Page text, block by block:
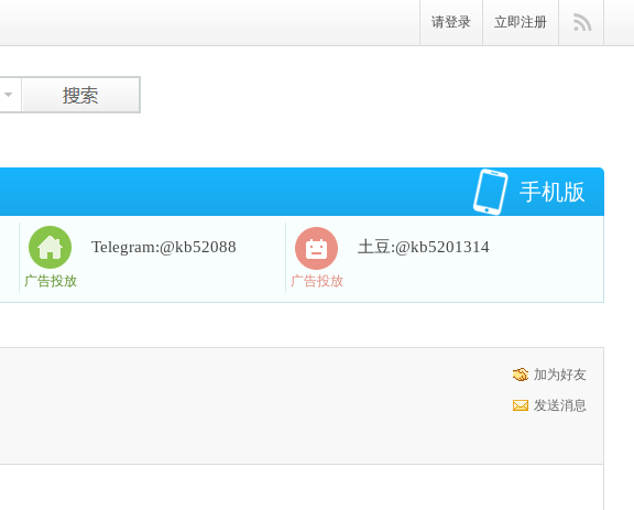
请登录 立即注册
手机版
土豆:@kb5201314
广告投放
Telegram:@kb52088
广告投放
加为好友
发送消息